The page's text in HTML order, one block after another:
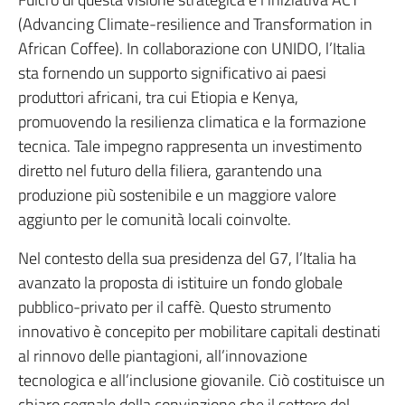
(Advancing Climate-resilience and Transformation in
African Coffee). In collaborazione con UNIDO, l’Italia
sta fornendo un supporto significativo ai paesi
produttori africani, tra cui Etiopia e Kenya,
promuovendo la resilienza climatica e la formazione
tecnica. Tale impegno rappresenta un investimento
diretto nel futuro della filiera, garantendo una
produzione più sostenibile e un maggiore valore
aggiunto per le comunità locali coinvolte.
Nel contesto della sua presidenza del G7, l’Italia ha
avanzato la proposta di istituire un fondo globale
pubblico-privato per il caffè. Questo strumento
innovativo è concepito per mobilitare capitali destinati
al rinnovo delle piantagioni, all’innovazione
tecnologica e all’inclusione giovanile. Ciò costituisce un